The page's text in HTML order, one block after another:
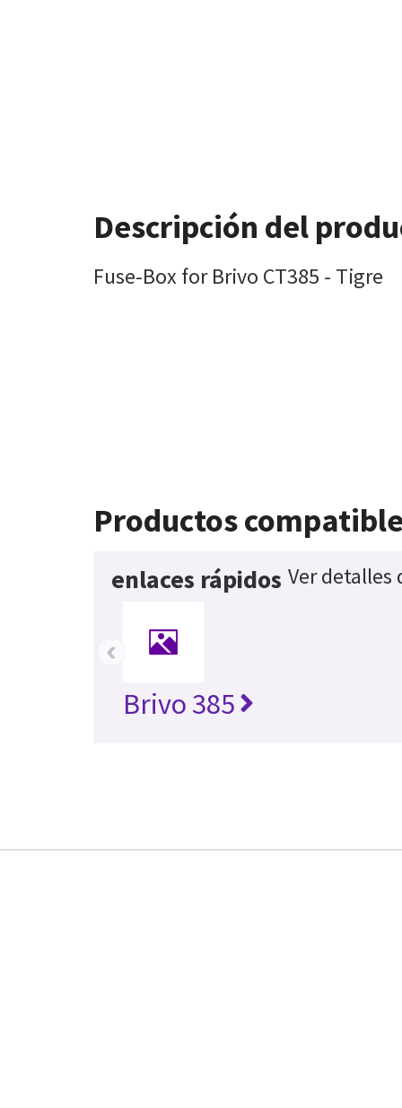
Descripción del
Fuse-Box for Brivo CT385 - Tigre
Productos
enlaces rápidos Ver
Brivo 385
‹